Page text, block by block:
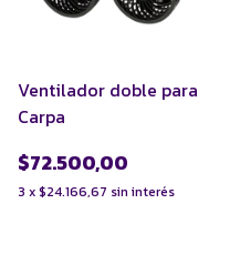
Ventilador doble para
Carpa
$72.500,00
3 x$24.166,67 sin interés